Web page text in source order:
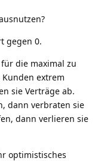
gegen 0.
die maximal zu
extrem
sie Verträge ab.
dann verbraten sie
dann verlieren sie
optimistisches